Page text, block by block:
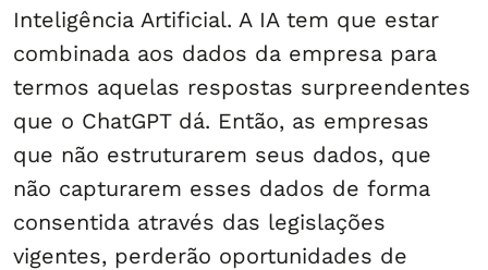
Inteligência Artificial. A IA tem que estar
combinada aos dados da empresa para
termos aquelas respostas surpreendentes
que o ChatGPT dá. Então, as empresas
que não estruturarem seus dados, que
não capturarem esses dados de forma
consentida através das legislações
vigentes, perderão oportunidades de